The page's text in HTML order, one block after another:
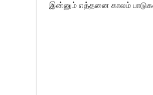
இன்னும் எத்தனை காலம்